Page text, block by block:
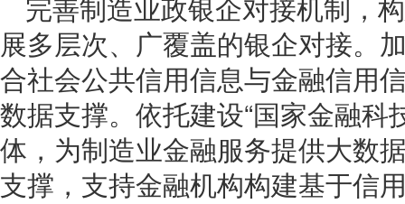
展多层次、广覆盖的银企对接。
合社会公共信用信息与金融信用
数据支撑。依托建设“国家金融科
体，为制造业金融服务提供大数
支撑，支持金融机构构建基于信